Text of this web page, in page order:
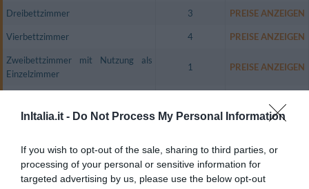
InItalia.it - Do Not Process My Personal Information
If you wish to opt-out of the sale, sharing to third parties, or
processing of your personal or sensitive information for
targeted advertising by us, please use the below opt-out
Dreibettzimmer 3 PREISE ANZEIGEN
Vierbettzimmer 4 PREISE ANZEIGEN
Zweibettzimmer mit Nutzung als
Einzelzimmer
1 PREISE ANZEIGEN
Einzelzimmer Superior 1 PREISE ANZEIGEN
Doppelbettzimmer Superior PREISE ANZEIGEN
Dreibettzimmer Superior 3 PREISE ANZEIGEN